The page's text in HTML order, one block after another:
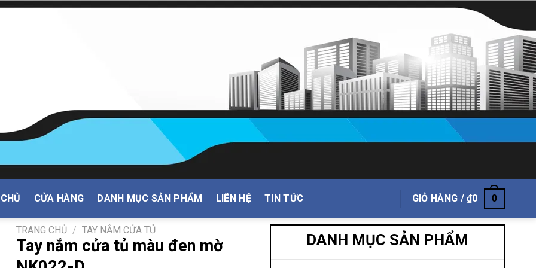
CỬA HÀNG DANH MỤC SẢN PHẨM LIÊN HỆ TIN TỨC GIỎ HÀNG /₫0 0
TRANG CHỦ / TAY NẮM CỬA TỦ
Tay nắm cửa tủ màu đen mờ
DANH MỤC SẢN PHẨM